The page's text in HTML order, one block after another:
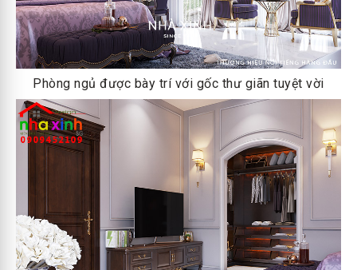
Phòng ngủ được bày trí với gốc thư giãn tuyệt vời